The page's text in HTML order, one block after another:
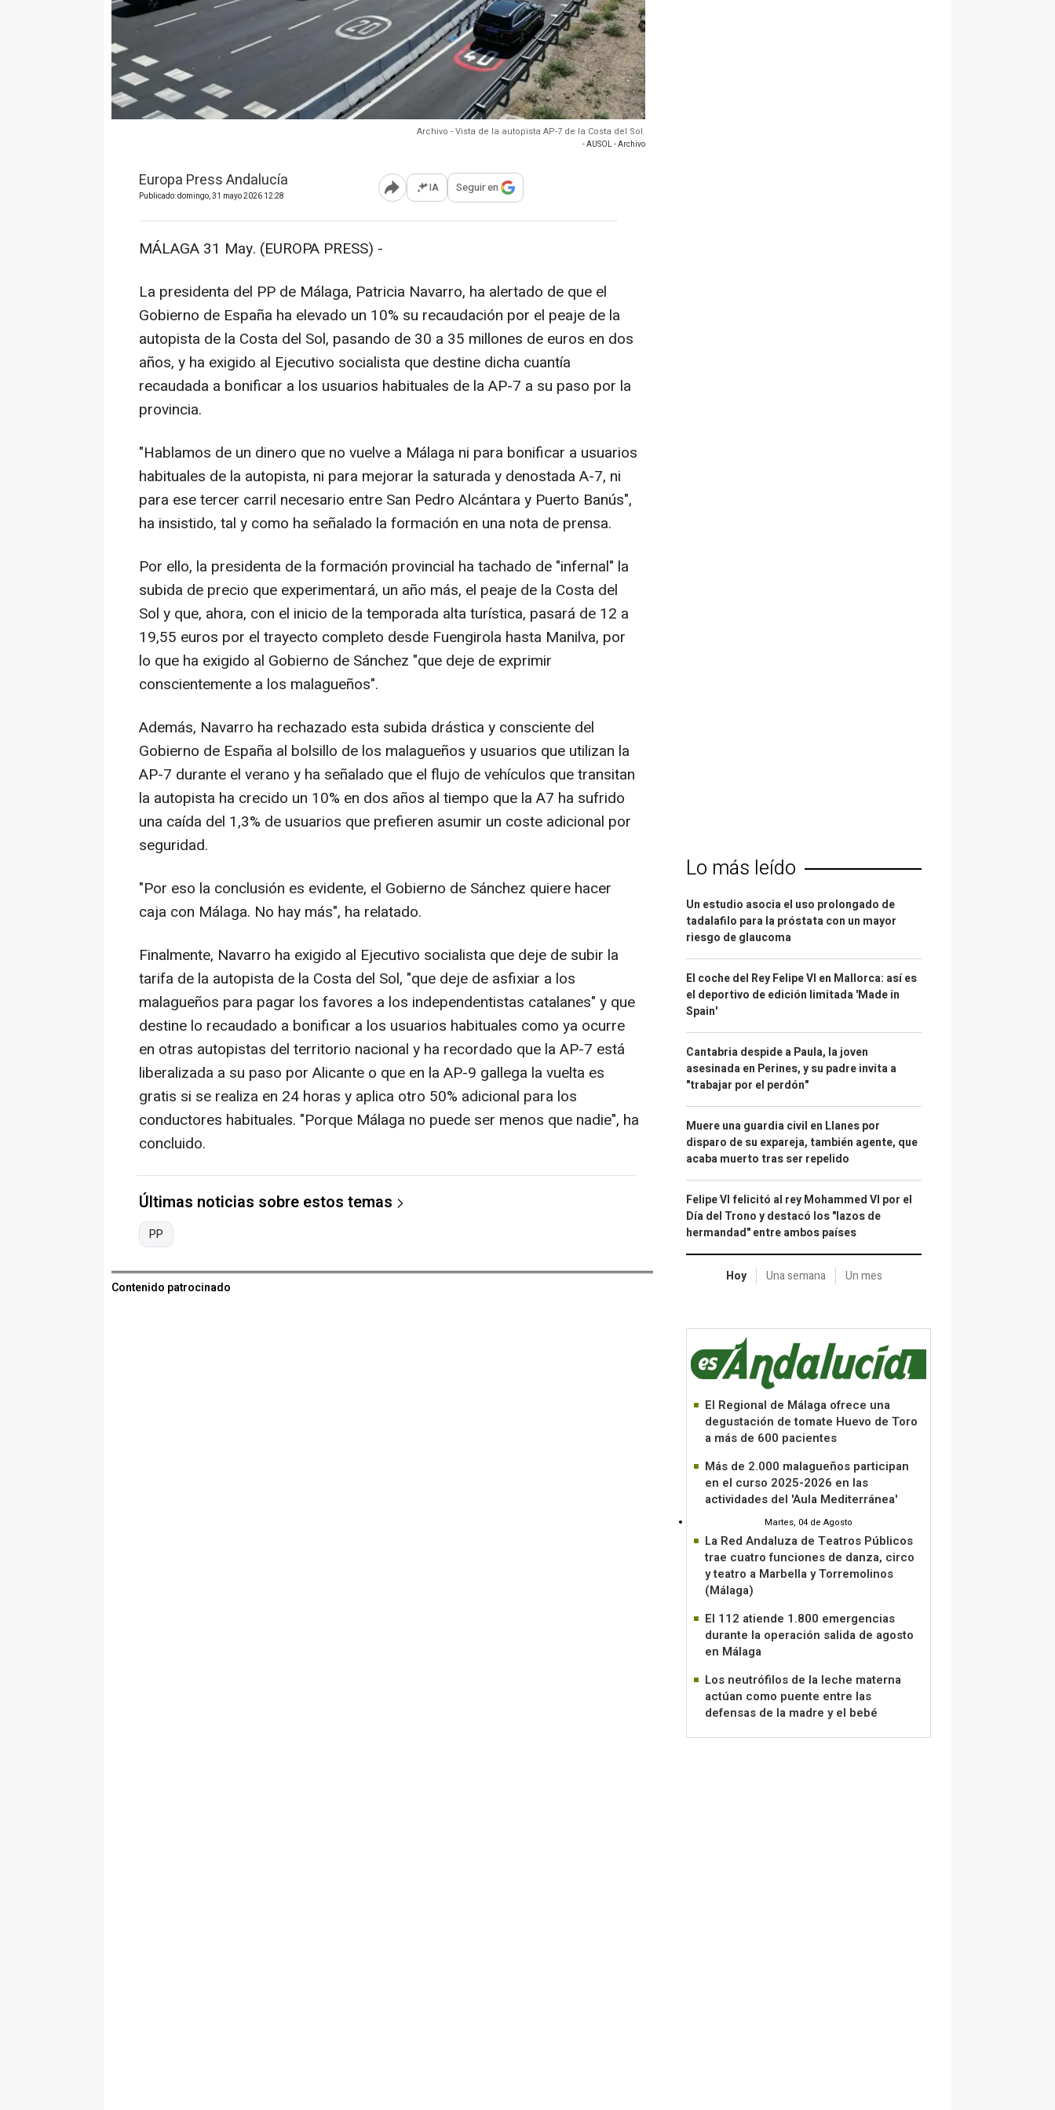
Archivo - Vista de la autopista AP-7 de la Costa del Sol.
- AUSOL - Archivo
Europa Press Andalucía
Publicado: domingo, 31 mayo 2026 12:28 Abrir opciones para compartir
IA Seguir en
MÁLAGA 31 May. (EUROPA PRESS) -
La presidenta del PP de Málaga, Patricia Navarro, ha alertado de que el
Gobierno de España ha elevado un 10% su recaudación por el peaje de la
autopista de la Costa del Sol, pasando de 30 a 35 millones de euros en dos
años, y ha exigido al Ejecutivo socialista que destine dicha cuantía
recaudada a bonificar a los usuarios habituales de la AP-7 a su paso por la
provincia.
"Hablamos de un dinero que no vuelve a Málaga ni para bonificar a usuarios
habituales de la autopista, ni para mejorar la saturada y denostada A-7, ni
para ese tercer carril necesario entre San Pedro Alcántara y Puerto Banús",
ha insistido, tal y como ha señalado la formación en una nota de prensa.
Por ello, la presidenta de la formación provincial ha tachado de "infernal" la
subida de precio que experimentará, un año más, el peaje de la Costa del
Sol y que, ahora, con el inicio de la temporada alta turística, pasará de 12 a
19,55 euros por el trayecto completo desde Fuengirola hasta Manilva, por
lo que ha exigido al Gobierno de Sánchez "que deje de exprimir
conscientemente a los malagueños".
Además, Navarro ha rechazado esta subida drástica y consciente del
Gobierno de España al bolsillo de los malagueños y usuarios que utilizan la
AP-7 durante el verano y ha señalado que el flujo de vehículos que transitan
la autopista ha crecido un 10% en dos años al tiempo que la A7 ha sufrido
una caída del 1,3% de usuarios que prefieren asumir un coste adicional por
seguridad.
"Por eso la conclusión es evidente, el Gobierno de Sánchez quiere hacer
caja con Málaga. No hay más", ha relatado.
Finalmente, Navarro ha exigido al Ejecutivo socialista que deje de subir la
tarifa de la autopista de la Costa del Sol, "que deje de asfixiar a los
malagueños para pagar los favores a los independentistas catalanes" y que
destine lo recaudado a bonificar a los usuarios habituales como ya ocurre
en otras autopistas del territorio nacional y ha recordado que la AP-7 está
liberalizada a su paso por Alicante o que en la AP-9 gallega la vuelta es
gratis si se realiza en 24 horas y aplica otro 50% adicional para los
conductores habituales. "Porque Málaga no puede ser menos que nadie", ha
concluido.
Últimas noticias sobre estos temas
PP
Contenido patrocinado
Lo más leído
Un estudio asocia el uso prolongado de
tadalafilo para la próstata con un mayor
riesgo de glaucoma
El coche del Rey Felipe VI en Mallorca: así es
el deportivo de edición limitada 'Made in
Spain'
Cantabria despide a Paula, la joven
asesinada en Perines, y su padre invita a
"trabajar por el perdón"
Muere una guardia civil en Llanes por
disparo de su expareja, también agente, que
acaba muerto tras ser repelido
Felipe VI felicitó al rey Mohammed VI por el
Día del Trono y destacó los "lazos de
hermandad" entre ambos países
Hoy Una semana Un mes
El Regional de Málaga ofrece una
degustación de tomate Huevo de Toro
a más de 600 pacientes
Más de 2.000 malagueños participan
en el curso 2025-2026 en las
actividades del 'Aula Mediterránea'
Martes, 04 de Agosto
La Red Andaluza de Teatros Públicos
trae cuatro funciones de danza, circo
y teatro a Marbella y Torremolinos
(Málaga)
El 112 atiende 1.800 emergencias
durante la operación salida de agosto
en Málaga
Los neutrófilos de la leche materna
actúan como puente entre las
defensas de la madre y el bebé